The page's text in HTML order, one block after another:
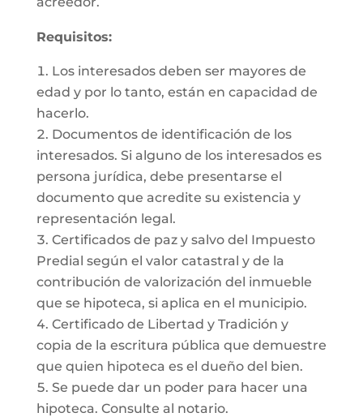
Requisitos:
Los interesados deben ser mayores de
edad y por lo tanto, están en capacidad de
hacerlo.
Documentos de identificación de los
interesados. Si alguno de los interesados es
persona jurídica, debe presentarse el
documento que acredite su existencia y
representación legal.
Certificados de paz y salvo del Impuesto
Predial según el valor catastral y de la
contribución de valorización del inmueble
que se hipoteca, si aplica en el municipio.
Certificado de Libertad y Tradición y
copia de la escritura pública que demuestre
que quien hipoteca es el dueño del bien.
Se puede dar un poder para hacer una
hipoteca. Consulte al notario.